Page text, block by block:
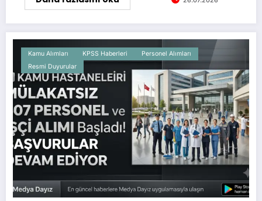
Kamu Alımları KPSS Haberleri
Personel Alımları
Resmi Duyurular